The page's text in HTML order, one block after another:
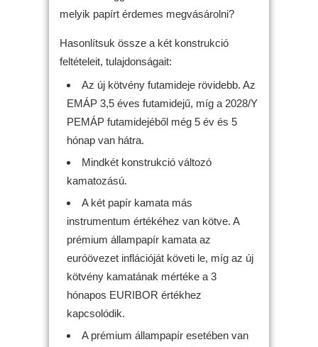
melyik papírt érdemes megvásárolni?
Hasonlítsuk össze a két konstrukció
feltételeit, tulajdonságait:
Az új kötvény futamideje rövidebb. Az
EMÁP 3,5 éves futamidejű, míg a 2028/Y
PEMÁP futamidejéből még 5 év és 5
hónap van hátra.
Mindkét konstrukció változó
kamatozású.
A két papír kamata más
instrumentum értékéhez van kötve. A
prémium állampapír kamata az
euróövezet inflációját követi le, míg az új
kötvény kamatának mértéke a 3
hónapos EURIBOR értékhez
kapcsolódik.
A prémium állampapír esetében van